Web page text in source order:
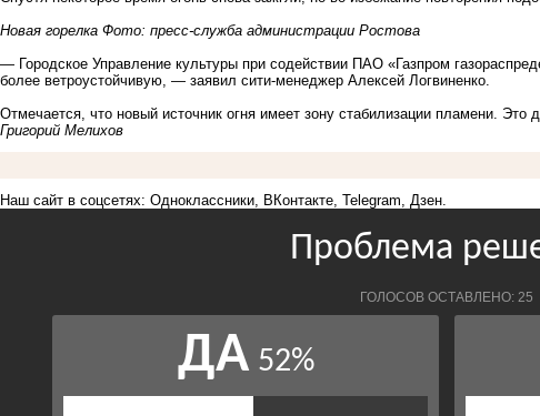
Новая горелка Фото: пресс-служба администрации Ростова
— Городское Управление культуры при содействии ПАО «Газпром
более ветроустойчивую, — заявил сити-менеджер Алексей Логвиненко.
Отмечается, что новый источник огня имеет зону стабилизации пламени. Это
Григорий Мелихов
Наш сайт в соцсетях: Одноклассники ВКонтакте Telegram Дзен